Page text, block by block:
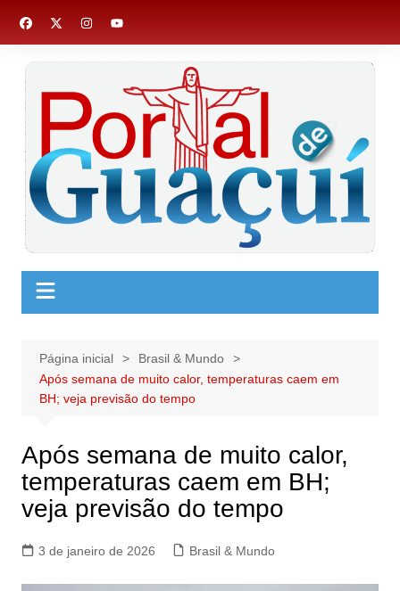
para
Página inicial
Brasil & Mundo
Após semana de muito calor, temperaturas caem em
BH; veja previsão do tempo
Após semana de muito calor,
temperaturas caem em BH;
veja previsão do tempo
3 de janeiro de 2026 Brasil & Mundo